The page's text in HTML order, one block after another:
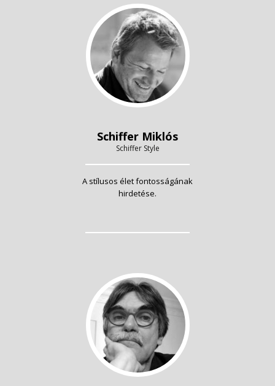
Schiffer Miklós
Schiffer Style
A stílusos élet fontosságának
hirdetése.